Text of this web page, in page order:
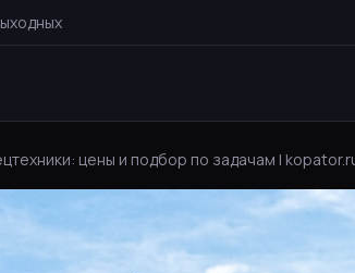
цены и подбор по задачам |